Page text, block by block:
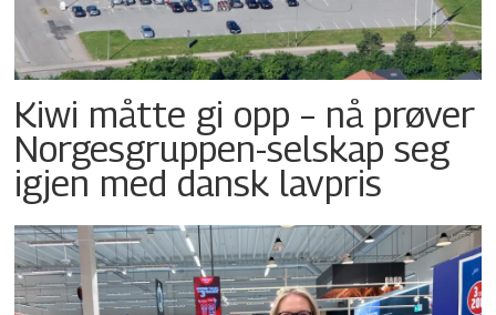
Kiwi måtte gi opp – nå prøver
Norgesgruppen-selskap seg
igjen med dansk lavpris